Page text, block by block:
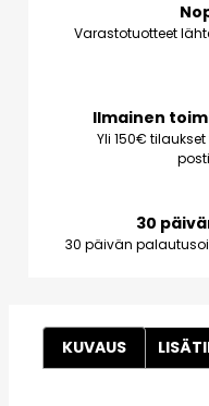
Varastotuotteet
Ilmainen
Yli 150€
30
30 päivän
KUVAUS